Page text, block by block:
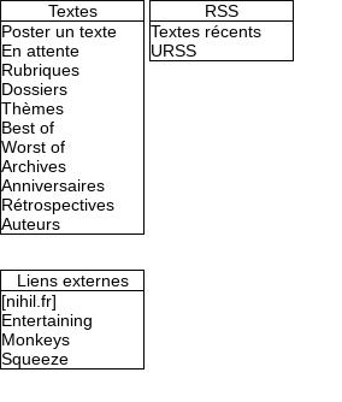
Textes
Poster un texte
En attente
Rubriques
Dossiers
Thèmes
Best of
Worst of
Archives
Anniversaires
Rétrospectives
Auteurs
RSS
Textes récents
URSS
Liens externes
[nihil.fr]
Entertaining
Monkeys
Squeeze